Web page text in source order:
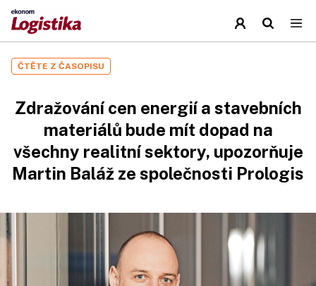
ČTĚTE Z ČASOPISU
Zdražování cen energií a stavebních
materiálů bude mít dopad na
všechny realitní sektory, upozorňuje
Martin Baláž ze společnosti Prologis